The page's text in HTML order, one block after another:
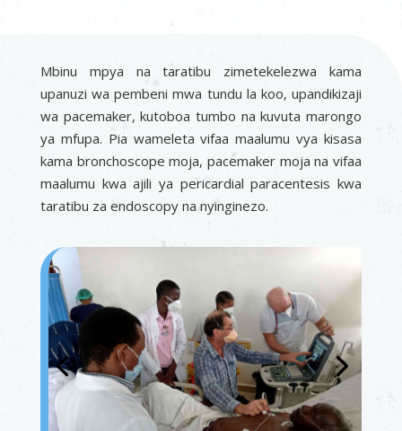
Mbinu mpya na taratibu zimetekelezwa kama
upanuzi wa pembeni mwa tundu la koo, upandikizaji
wa pacemaker, kutoboa tumbo na kuvuta marongo
ya mfupa. Pia wameleta vifaa maalumu vya kisasa
kama bronchoscope moja, pacemaker moja na vifaa
maalumu kwa ajili ya pericardial paracentesis kwa
taratibu za endoscopy na nyinginezo.